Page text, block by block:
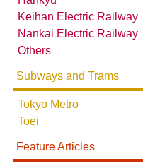
Keihan Electric Railway
Nankai Electric Railway
Others
Subways and Trams
Tokyo Metro
Toei
Feature Articles